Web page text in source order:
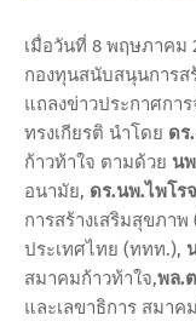
เมื่อวันที่ 8 พฤษภาคม
กองทุนสนับสนุนการส
แถลงข่าวประกาศกา
ทรงเกียรติ นำโดย ดร
ก้าวท้าใจ ตามด้วย น
อนามัย, ดร.นพ.ไพโร
การสร้างเสริมสุขภา
ประเทศไทย (ททท.),
สมาคมก้าวท้าใจ,พล.
และเลขาธิการ สมา